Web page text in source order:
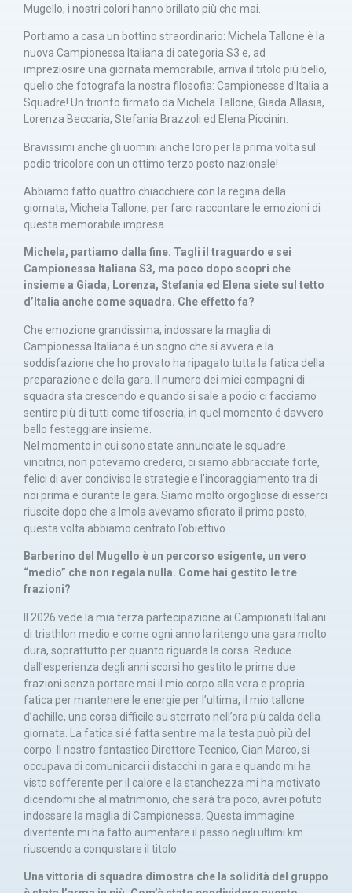
Mugello, i nostri colori hanno brillato più che mai.
Portiamo a casa un bottino straordinario: Michela Tallone è la
nuova Campionessa Italiana di categoria S3 e, ad
impreziosire una giornata memorabile, arriva il titolo più bello,
quello che fotografa la nostra filosofia: Campionesse d’Italia a
Squadre! Un trionfo firmato da Michela Tallone, Giada Allasia,
Lorenza Beccaria, Stefania Brazzoli ed Elena Piccinin.
Bravissimi anche gli uomini anche loro per la prima volta sul
podio tricolore con un ottimo terzo posto nazionale!
Abbiamo fatto quattro chiacchiere con la regina della
giornata, Michela Tallone, per farci raccontare le emozioni di
questa memorabile impresa.
Michela, partiamo dalla fine. Tagli il traguardo e sei
Campionessa Italiana S3, ma poco dopo scopri che
insieme a Giada, Lorenza, Stefania ed Elena siete sul tetto
d’Italia anche come squadra. Che effetto fa?
Che emozione grandissima, indossare la maglia di
Campionessa Italiana é un sogno che si avvera e la
soddisfazione che ho provato ha ripagato tutta la fatica della
preparazione e della gara. Il numero dei miei compagni di
squadra sta crescendo e quando si sale a podio ci facciamo
sentire più di tutti come tifoseria, in quel momento é davvero
bello festeggiare insieme.
Nel momento in cui sono state annunciate le squadre
vincitrici, non potevamo crederci, ci siamo abbracciate forte,
felici di aver condiviso le strategie e l’incoraggiamento tra di
noi prima e durante la gara. Siamo molto orgogliose di esserci
riuscite dopo che a Imola avevamo sfiorato il primo posto,
questa volta abbiamo centrato l’obiettivo.
Barberino del Mugello è un percorso esigente, un vero
“medio” che non regala nulla. Come hai gestito le tre
frazioni?
Il 2026 vede la mia terza partecipazione ai Campionati Italiani
di triathlon medio e come ogni anno la ritengo una gara molto
dura, soprattutto per quanto riguarda la corsa. Reduce
dall’esperienza degli anni scorsi ho gestito le prime due
frazioni senza portare mai il mio corpo alla vera e propria
fatica per mantenere le energie per l’ultima, il mio tallone
d’achille, una corsa difficile su sterrato nell’ora più calda della
giornata. La fatica si é fatta sentire ma la testa può più del
corpo. Il nostro fantastico Direttore Tecnico, Gian Marco, si
occupava di comunicarci i distacchi in gara e quando mi ha
visto sofferente per il calore e la stanchezza mi ha motivato
dicendomi che al matrimonio, che sarà tra poco, avrei potuto
indossare la maglia di Campionessa. Questa immagine
divertente mi ha fatto aumentare il passo negli ultimi km
riuscendo a conquistare il titolo.
Una vittoria di squadra dimostra che la solidità del gruppo